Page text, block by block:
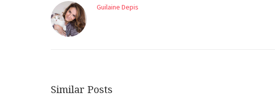
Guilaine Depis
Similar Posts